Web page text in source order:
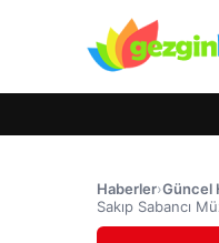
Haberler›Güncel
Sakıp Sabancı